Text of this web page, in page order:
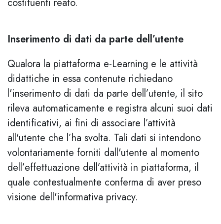
Inserimento di dati da parte dell’utente
Qualora la piattaforma e-Learning e le attività
didattiche in essa contenute richiedano
l'inserimento di dati da parte dell’utente, il sito
rileva automaticamente e registra alcuni suoi dati
identificativi, ai fini di associare l’attività
all'utente che l’ha svolta. Tali dati si intendono
volontariamente forniti dall'utente al momento
dell’effettuazione dell’attività in piattaforma, il
quale contestualmente conferma di aver preso
visione dell'informativa privacy.